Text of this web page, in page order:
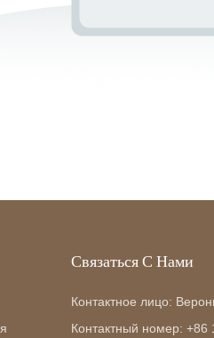
Связаться С Нами
Контактное лицо:
Контактный номер: +86